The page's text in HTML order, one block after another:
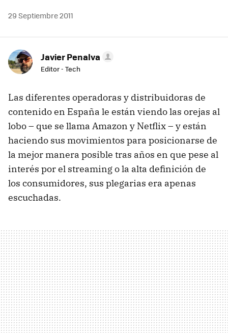
29 Septiembre 2011
Javier Penalva
Editor - Tech
Las diferentes operadoras y distribuidoras de
contenido en España le están viendo las orejas al
lobo – que se llama Amazon y Netflix – y están
haciendo sus movimientos para posicionarse de
la mejor manera posible tras años en que pese al
interés por el streaming o la alta definición de
los consumidores, sus plegarias era apenas
escuchadas.